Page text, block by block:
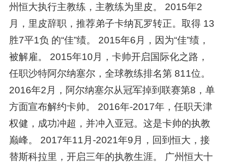
州恒大执行主教练，主教练为里皮。 2015年2
月，里皮辞职，推荐弟子卡纳瓦罗转正。取得 13
胜7平1负 的“佳”绩。 2015年6月，因为“佳”绩，
被解雇。 2015年10月，卡帅开启国际化之路，
任职沙特阿尔纳塞尔，全球教练排名第 811位。
2016年2月，阿尔纳塞尔从冠军掉到联赛第8，单
方面宣布解约卡帅。 2016年-2017年，任职天津
权健，成功冲超，并冲入亚冠。这是卡帅的执教
巅峰。 2017年11月-2021年9月，回到恒大，接
替斯科拉里，开启三年的执教生涯。 广州恒大十